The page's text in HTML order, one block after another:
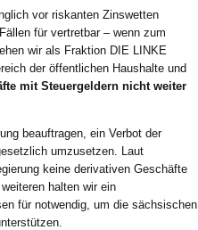
vor riskanten Zinswetten
für vertretbar – wenn zum
wir als Fraktion DIE LINKE
der öffentlichen Haushalte und
mit Steuergeldern nicht weiter
beauftragen, ein Verbot der
umzusetzen. Laut
keine derivativen Geschäfte
halten wir ein
für notwendig, um die sächsischen